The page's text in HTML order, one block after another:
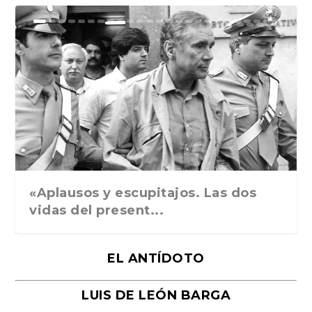
Ground Rules. Alejan...
«Rafael: Poesía subl...
Bienvenidos al circo...
Georges de La Tour. ...
Robert Capa: la hist...
«Aplausos y escupitajos. Las dos
vidas del present...
EL ANTÍDOTO
LUIS DE LEÓN BARGA